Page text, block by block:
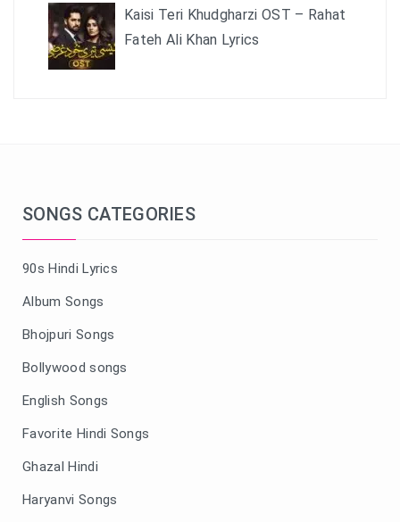
Kaisi Teri Khudgharzi OST – Rahat
Fateh Ali Khan Lyrics
SONGS CATEGORIES
90s Hindi Lyrics
Album Songs
Bhojpuri Songs
Bollywood songs
English Songs
Favorite Hindi Songs
Ghazal Hindi
Haryanvi Songs